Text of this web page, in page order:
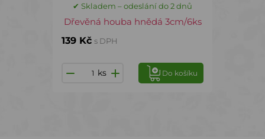
✔ Skladem – odeslání do 2 dnů
Dřevěná houba hnědá 3cm/6ks
139 Kč s DPH
ks Do košíku